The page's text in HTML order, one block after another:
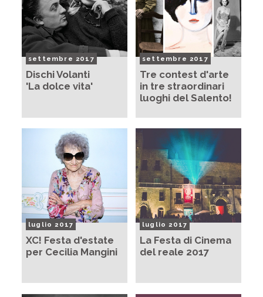
settembre 2017
Dischi Volanti
'La dolce vita'
settembre 2017
Tre contest d'arte
in tre straordinari
luoghi del Salento!
luglio 2017
XC! Festa d'estate
per Cecilia Mangini
luglio 2017
La Festa di Cinema
del reale 2017